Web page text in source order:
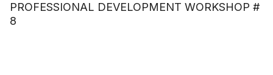
PROFESSIONAL DEVELOPMENT WORKSHOP #
8